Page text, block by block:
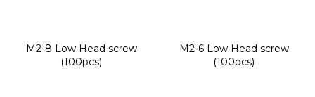
M2-8 Low Head screw
(100pcs)
M2-6 Low Head screw
(100pcs)